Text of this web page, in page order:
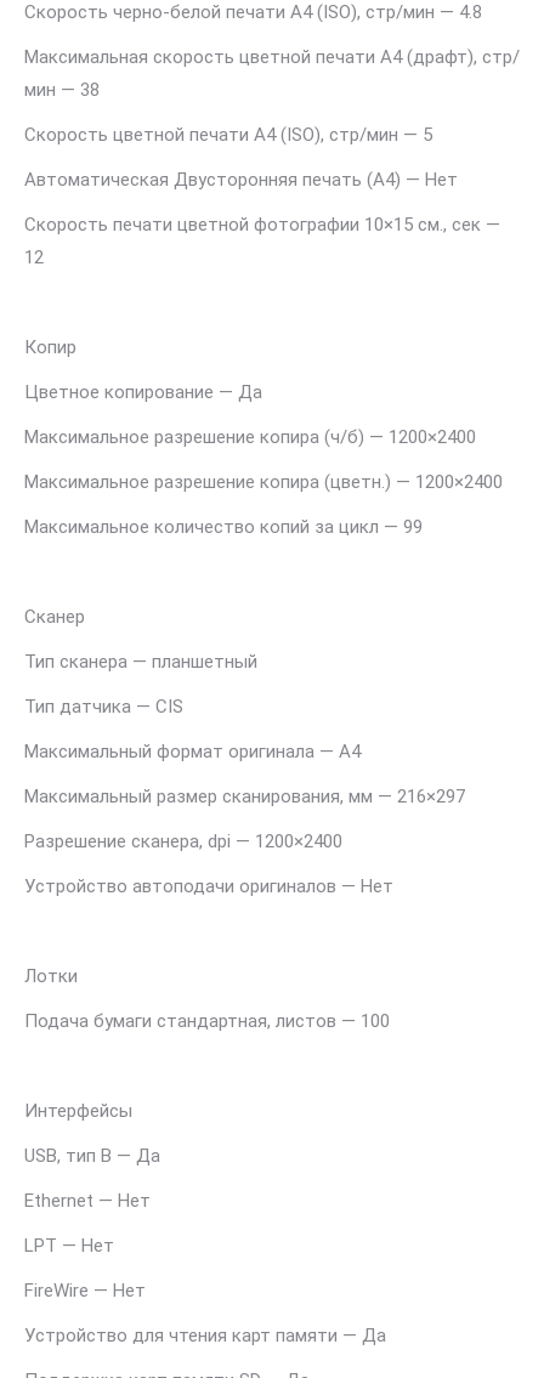
Скорость черно-белой печати A4 (ISO), стр/мин — 4.8
Максимальная скорость цветной печати A4 (драфт), стр/
мин — 38
Скорость цветной печати A4 (ISO), стр/мин — 5
Автоматическая Двусторонняя печать (A4) — Нет
Скорость печати цветной фотографии 10×15 см., сек —
12
Копир
Цветное копирование — Да
Максимальное разрешение копира (ч/б) — 1200×2400
Максимальное разрешение копира (цветн.) — 1200×2400
Максимальное количество копий за цикл — 99
Сканер
Тип сканера — планшетный
Тип датчика — CIS
Максимальный формат оригинала — A4
Максимальный размер сканирования, мм — 216×297
Разрешение сканера, dpi — 1200×2400
Устройство автоподачи оригиналов — Нет
Лотки
Подача бумаги стандартная, листов — 100
Интерфейсы
USB, тип B — Да
Ethernet — Нет
LPT — Нет
FireWire — Нет
Устройство для чтения карт памяти — Да